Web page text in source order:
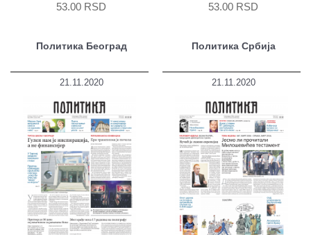
53.00 RSD 53.00 RSD
Политика Београд
21.11.2020
Политика Србија
21.11.2020